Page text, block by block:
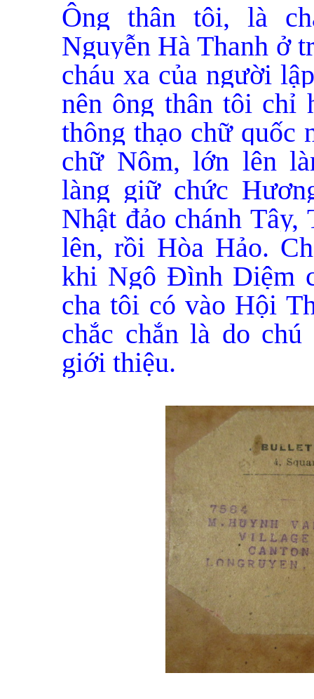
Ông thân tôi, là
Nguyễn Hà Thanh ở
cháu xa của người
nên ông thân tôi chỉ
thông thạo chữ quốc
chữ Nôm, lớn lên
làng giữ chức
Nhật đảo chánh
lên, rồi Hòa Hảo.
khi Ngô Đình Diệm
cha tôi có vào Hội
chắc chắn là do
giới thiệu.